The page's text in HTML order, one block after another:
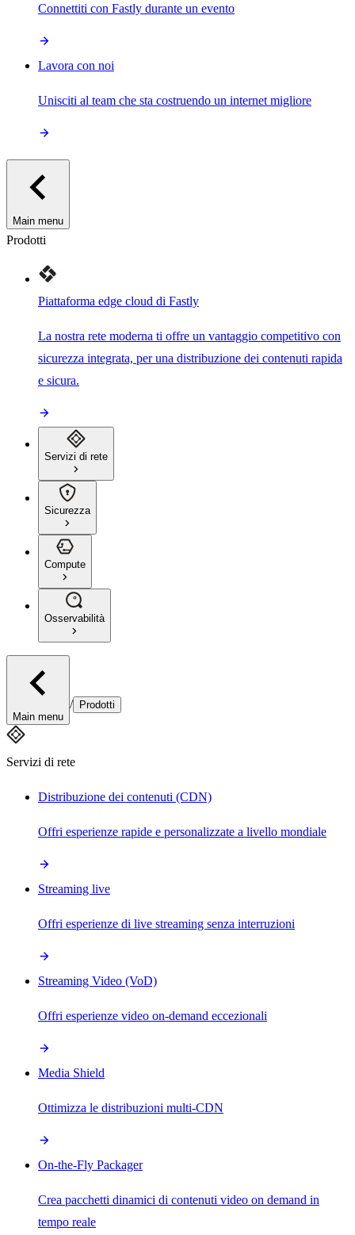
Connettiti con Fastly durante un evento
Lavora con noi
Unisciti al team che sta costruendo un internet migliore
Main menu
Prodotti
Piattaforma edge cloud di Fastly
La nostra rete moderna ti offre un vantaggio competitivo con
sicurezza integrata, per una distribuzione dei contenuti rapida
e sicura.
Servizi di rete
Sicurezza
Compute
Osservabilità
Main menu
/ Prodotti
Servizi di rete
Distribuzione dei contenuti (CDN)
Offri esperienze rapide e personalizzate a livello mondiale
Streaming live
Offri esperienze di live streaming senza interruzioni
Streaming Video (VoD)
Offri esperienze video on-demand eccezionali
Media Shield
Ottimizza le distribuzioni multi-CDN
On-the-Fly Packager
Crea pacchetti dinamici di contenuti video on demand in
tempo reale